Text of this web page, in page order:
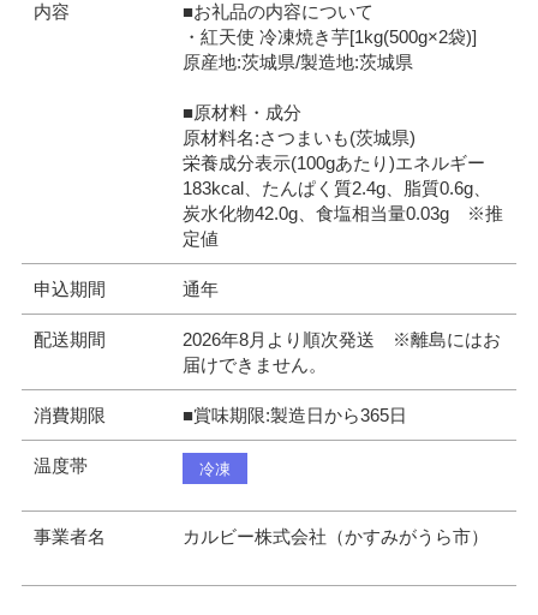
内容
■お礼品の内容について
・紅天使 冷凍焼き芋[1kg(500g×2袋)]
原産地:茨城県/製造地:茨城県
■原材料・成分
原材料名:さつまいも(茨城県)
栄養成分表示(100gあたり)エネルギー
183kcal、たんぱく質2.4g、脂質0.6g、
炭水化物42.0g、食塩相当量0.03g ※推
定値
申込期間 通年
配送期間
2026年8月より順次発送 ※離島にはお
届けできません。
消費期限 ■賞味期限:製造日から365日
温度帯 冷凍
事業者名 カルビー株式会社（かすみがうら市）